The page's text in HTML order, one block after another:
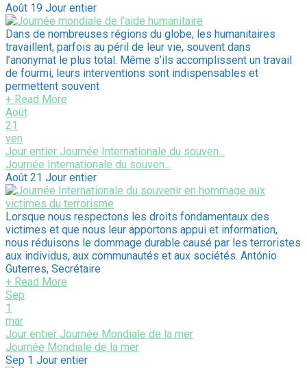
Août 19 Jour entier
Dans de nombreuses régions du globe, les humanitaires
travaillent, parfois au péril de leur vie, souvent dans
l’anonymat le plus total. Même s’ils accomplissent un travail
de fourmi, leurs interventions sont indispensables et
permettent souvent
+ Read More
Août
21
ven
Jour entier Journée Internationale du souven...
Journée Internationale du souven...
Août 21 Jour entier
Lorsque nous respectons les droits fondamentaux des
victimes et que nous leur apportons appui et information,
nous réduisons le dommage durable causé par les terroristes
aux individus, aux communautés et aux sociétés. António
Guterres, Secrétaire
+ Read More
Sep
1
mar
Jour entier Journée Mondiale de la mer
Journée Mondiale de la mer
Sep 1 Jour entier